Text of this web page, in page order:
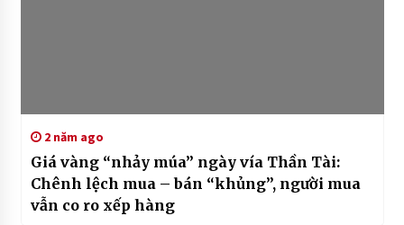
2 năm ago
Giá vàng “nhảy múa” ngày vía Thần Tài:
Chênh lệch mua – bán “khủng”, người mua
vẫn co ro xếp hàng